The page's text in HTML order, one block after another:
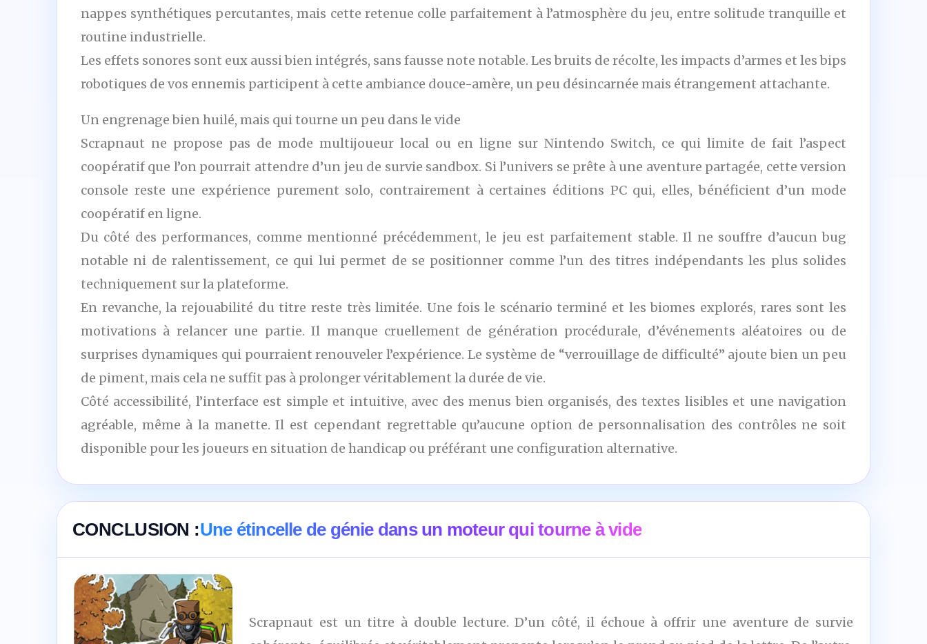
nappes synthétiques percutantes, mais cette retenue colle parfaitement à l’atmosphère du jeu, entre solitude tranquille et
routine industrielle.
Les effets sonores sont eux aussi bien intégrés, sans fausse note notable. Les bruits de récolte, les impacts d’armes et les bips
robotiques de vos ennemis participent à cette ambiance douce-amère, un peu désincarnée mais étrangement attachante.
Un engrenage bien huilé, mais qui tourne un peu dans le vide
Scrapnaut ne propose pas de mode multijoueur local ou en ligne sur Nintendo Switch, ce qui limite de fait l’aspect
coopératif que l’on pourrait attendre d’un jeu de survie sandbox. Si l’univers se prête à une aventure partagée, cette version
console reste une expérience purement solo, contrairement à certaines éditions PC qui, elles, bénéficient d’un mode
coopératif en ligne.
Du côté des performances, comme mentionné précédemment, le jeu est parfaitement stable. Il ne souffre d’aucun bug
notable ni de ralentissement, ce qui lui permet de se positionner comme l’un des titres indépendants les plus solides
techniquement sur la plateforme.
En revanche, la rejouabilité du titre reste très limitée. Une fois le scénario terminé et les biomes explorés, rares sont les
motivations à relancer une partie. Il manque cruellement de génération procédurale, d’événements aléatoires ou de
surprises dynamiques qui pourraient renouveler l’expérience. Le système de “verrouillage de difficulté” ajoute bien un peu
de piment, mais cela ne suffit pas à prolonger véritablement la durée de vie.
Côté accessibilité, l’interface est simple et intuitive, avec des menus bien organisés, des textes lisibles et une navigation
agréable, même à la manette. Il est cependant regrettable qu’aucune option de personnalisation des contrôles ne soit
disponible pour les joueurs en situation de handicap ou préférant une configuration alternative.
CONCLUSION :Une étincelle de génie dans un moteur qui tourne à vide
Scrapnaut est un titre à double lecture. D’un côté, il échoue à offrir une aventure de survie